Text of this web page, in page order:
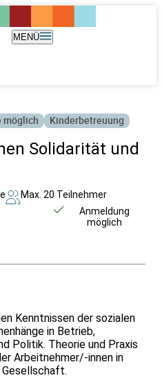
MENÜ
möglich Kinderbetreuung
Solidarität und
Max. 20 Teilnehmer
Anmeldung
möglich
Kenntnissen der sozialen
in Betrieb,
Politik. Theorie und Praxis
Arbeitnehmer/-innen in